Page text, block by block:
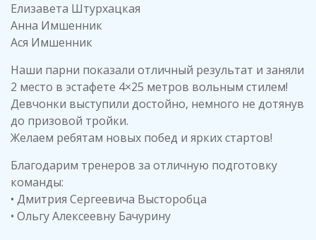
Елизавета Штурхацкая
Анна Имшенник
Ася Имшенник
Наши парни показали отличный результат и заняли
2 место в эстафете 4×25 метров вольным стилем!
Девчонки выступили достойно, немного не дотянув
до призовой тройки.
Желаем ребятам новых побед и ярких стартов!
Благодарим тренеров за отличную подготовку
команды:
• Дмитрия Сергеевича Высторобца
• Ольгу Алексеевну Бачурину